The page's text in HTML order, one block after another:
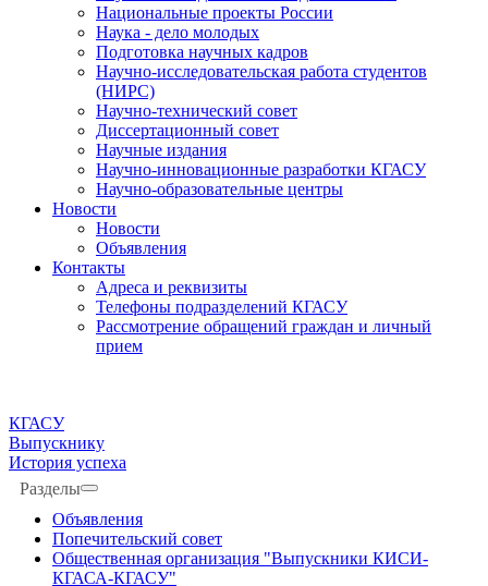
Национальные проекты России
Наука - дело молодых
Подготовка научных кадров
Научно-исследовательская работа студентов
(НИРС)
Научно-технический совет
Диссертационный совет
Научные издания
Научно-инновационные разработки КГАСУ
Научно-образовательные центры
Новости
Новости
Объявления
Контакты
Адреса и реквизиты
Телефоны подразделений КГАСУ
Рассмотрение обращений граждан и личный
прием
КГАСУ
Выпускнику
История успеха
Разделы
Объявления
Попечительский совет
Общественная организация "Выпускники КИСИ-
КГАСА-КГАСУ"